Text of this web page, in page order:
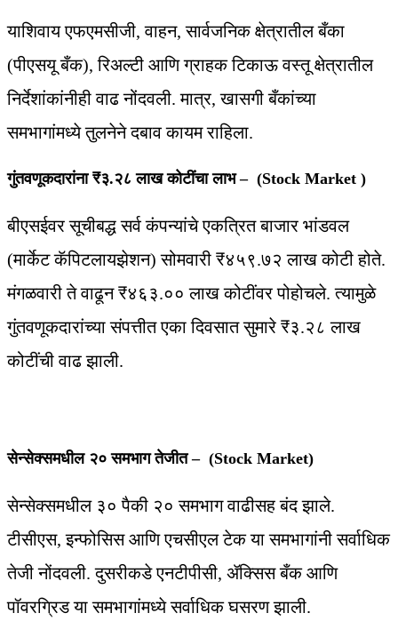
याशिवाय एफएमसीजी, वाहन, सार्वजनिक क्षेत्रातील बँका
(पीएसयू बँक), रिअल्टी आणि ग्राहक टिकाऊ वस्तू क्षेत्रातील
निर्देशांकांनीही वाढ नोंदवली. मात्र, खासगी बँकांच्या
समभागांमध्ये तुलनेने दबाव कायम राहिला.
गुंतवणूकदारांना ₹३.२८ लाख कोटींचा लाभ – (Stock Market )
बीएसईवर सूचीबद्ध सर्व कंपन्यांचे एकत्रित बाजार भांडवल
(मार्केट कॅपिटलायझेशन) सोमवारी ₹४५९.७२ लाख कोटी होते.
मंगळवारी ते वाढून ₹४६३.०० लाख कोटींवर पोहोचले. त्यामुळे
गुंतवणूकदारांच्या संपत्तीत एका दिवसात सुमारे ₹३.२८ लाख
कोटींची वाढ झाली.
सेन्सेक्समधील २० समभाग तेजीत – (Stock Market)
सेन्सेक्समधील ३० पैकी २० समभाग वाढीसह बंद झाले.
टीसीएस, इन्फोसिस आणि एचसीएल टेक या समभागांनी सर्वाधिक
तेजी नोंदवली. दुसरीकडे एनटीपीसी, ॲक्सिस बँक आणि
पॉवरग्रिड या समभागांमध्ये सर्वाधिक घसरण झाली.